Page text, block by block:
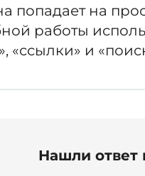
попадает на
работы
«ссылки» и
Нашли ответ